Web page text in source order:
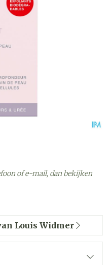
of e-mail, dan bekijken
Louis Widmer